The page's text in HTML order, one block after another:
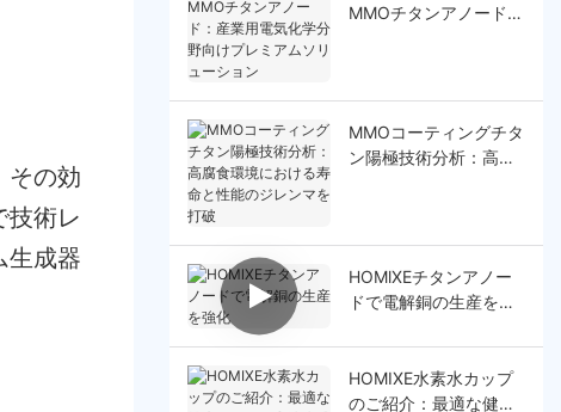
その効
技術レ
生成器
MMOチタンアノード：
MMOコーティングチタ
ン陽極技術分析：高腐
HOMlXEチタンアノー
ドで電解銅の生産を強
HOMIXE水素水カップ
のご紹介：最適な健康